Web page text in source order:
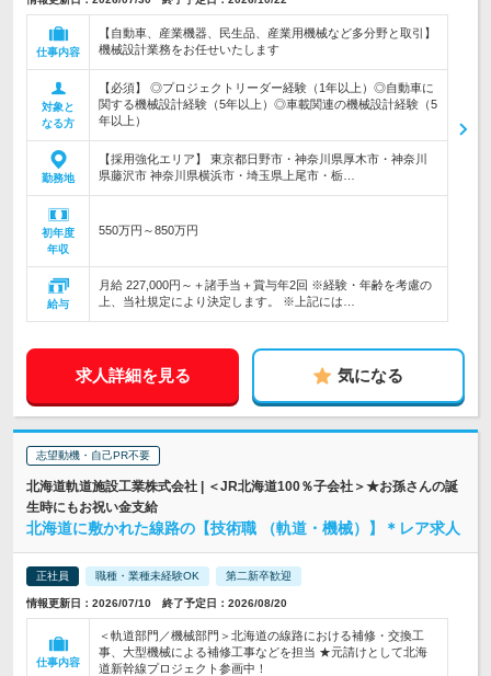
仕事内容
【自動車、産業機器、民生品、産業用機械など多分野と取引】
機械設計業務をお任せいたします
対象と
なる方
【必須】 ◎プロジェクトリーダー経験（1年以上）◎自動車に
関する機械設計経験（5年以上）◎車載関連の機械設計経験（5
年以上）
勤務地
【採用強化エリア】 東京都日野市・神奈川県厚木市・神奈川
県藤沢市 神奈川県横浜市・埼玉県上尾市・栃…
初年度
年収
550万円～850万円
給与
月給 227,000円～＋諸手当＋賞与年2回 ※経験・年齢を考慮の
上、当社規定により決定します。 ※上記には…
求人詳細を見る 気になる
志望動機・自己PR不要
北海道軌道施設工業株式会社 | ＜JR北海道100％子会社＞★お孫さんの誕
生時にもお祝い金支給
北海道に敷かれた線路の【技術職 （軌道・機械）】＊レア求人
正社員 職種・業種未経験OK 第二新卒歓迎
情報更新日：2026/07/10 終了予定日：2026/08/20
仕事内容
＜軌道部門／機械部門＞北海道の線路における補修・交換工
事、大型機械による補修工事などを担当 ★元請けとして北海
道新幹線プロジェクト参画中！